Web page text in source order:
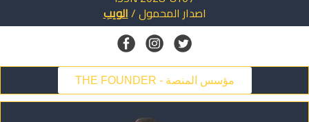
اصدار المحمول/الويب
THE FOUNDER - مؤسس المنصة